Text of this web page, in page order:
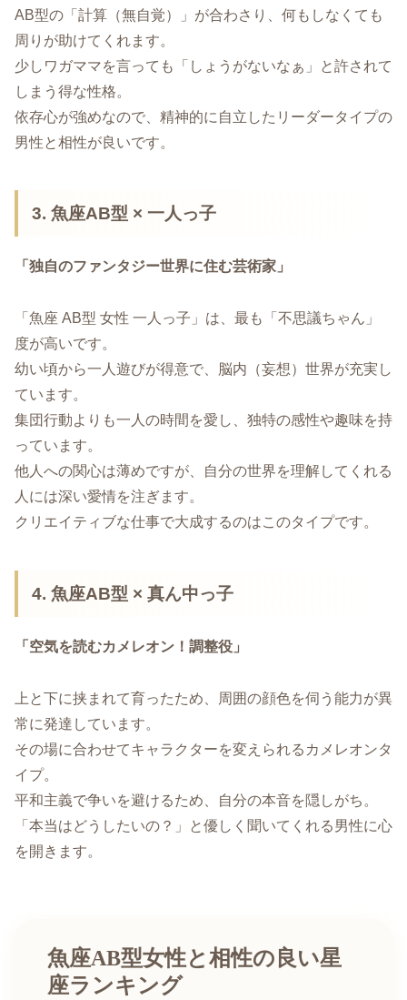
AB型の「計算（無自覚）」が合わさり、何もしなくても
周りが助けてくれます。
少しワガママを言っても「しょうがないなぁ」と許されて
しまう得な性格。
依存心が強めなので、精神的に自立したリーダータイプの
男性と相性が良いです。
3. 魚座AB型 × 一人っ子
「独自のファンタジー世界に住む芸術家」
「魚座 AB型 女性 一人っ子」は、最も「不思議ちゃん」
度が高いです。
幼い頃から一人遊びが得意で、脳内（妄想）世界が充実し
ています。
集団行動よりも一人の時間を愛し、独特の感性や趣味を持
っています。
他人への関心は薄めですが、自分の世界を理解してくれる
人には深い愛情を注ぎます。
クリエイティブな仕事で大成するのはこのタイプです。
4. 魚座AB型 × 真ん中っ子
「空気を読むカメレオン！調整役」
上と下に挟まれて育ったため、周囲の顔色を伺う能力が異
常に発達しています。
その場に合わせてキャラクターを変えられるカメレオンタ
イプ。
平和主義で争いを避けるため、自分の本音を隠しがち。
「本当はどうしたいの？」と優しく聞いてくれる男性に心
を開きます。
魚座AB型女性と相性の良い星
座ランキング